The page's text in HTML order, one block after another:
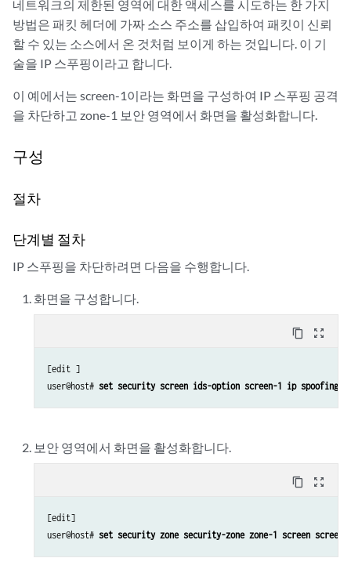
네트워크의 제한된 영역에 대한 액세스를 시도하는 한 가지
방법은 패킷 헤더에 가짜 소스 주소를 삽입하여 패킷이 신뢰
할 수 있는 소스에서 온 것처럼 보이게 하는 것입니다. 이 기
술을 IP 스푸핑이라고 합니다.
이 예에서는 screen-1이라는 화면을 구성하여 IP 스푸핑 공격
을 차단하고 zone-1 보안 영역에서 화면을 활성화합니다.
구성
절차
단계별 절차
IP 스푸핑을 차단하려면 다음을 수행합니다.
화면을 구성합니다.
content_copy zoom_out_map
[edit ]
user@host# set security screen ids-option screen-1 ip spoofing
보안 영역에서 화면을 활성화합니다.
content_copy zoom_out_map
[edit]
user@host# set security zone security-zone zone-1 screen screen-